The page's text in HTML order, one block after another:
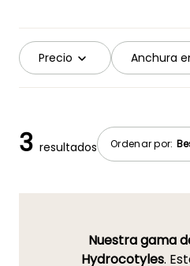
Precio Anchura
Ordenar por:
3 resultados
Nuestra gama
Hydrocotyles.